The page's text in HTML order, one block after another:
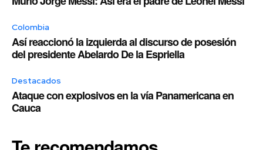
Colombia
Así reaccionó la izquierda al discurso de posesión
del presidente Abelardo De la Espriella
Destacados
Ataque con explosivos en la vía Panamericana en
Cauca